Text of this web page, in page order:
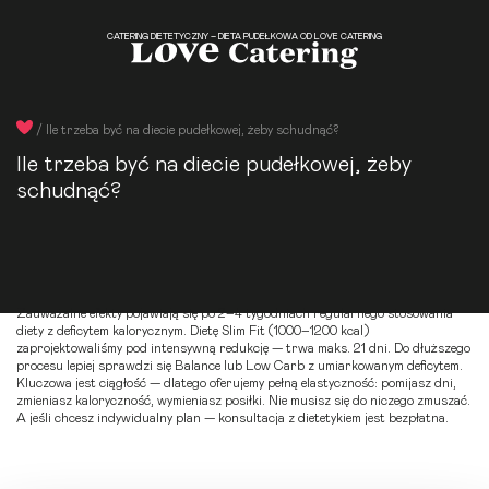
CATERING DIETETYCZNY – DIETA PUDEŁKOWA OD LOVE CATERING
/ Ile trzeba być na diecie pudełkowej, żeby schudnąć?
Ile trzeba być na diecie pudełkowej, żeby
schudnąć?
Zauważalne efekty pojawiają się po 2–4 tygodniach regularnego stosowania
diety z deficytem kalorycznym.
Dietę Slim Fit (1000–1200 kcal)
zaprojektowaliśmy pod intensywną redukcję — trwa maks. 21 dni. Do dłuższego
procesu lepiej sprawdzi się Balance lub Low Carb z umiarkowanym deficytem.
Kluczowa jest ciągłość — dlatego oferujemy pełną elastyczność: pomijasz dni,
zmieniasz kaloryczność, wymieniasz posiłki. Nie musisz się do niczego zmuszać.
A jeśli chcesz indywidualny plan — konsultacja z dietetykiem jest bezpłatna.